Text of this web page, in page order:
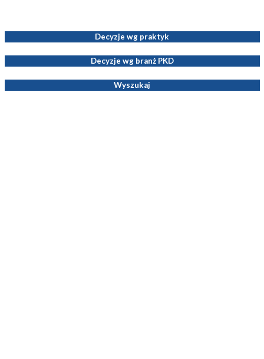
Decyzje wg praktyk
Decyzje wg branż PKD
Wyszukaj